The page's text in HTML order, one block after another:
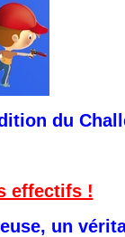
du
effectifs !
un